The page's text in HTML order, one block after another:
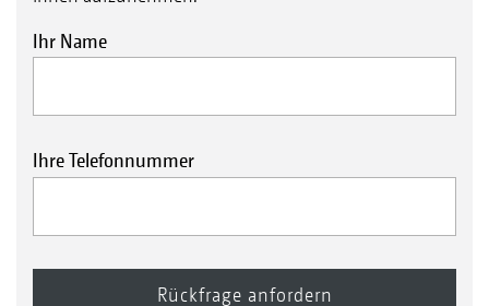
Ihr Name
Ihre Telefonnummer